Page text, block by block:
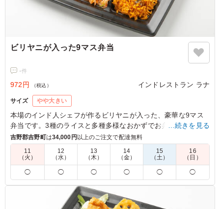
ビリヤニが入った9マス弁当
-件
972円 （税込） インドレストラン ラナ
サイズ やや大きい
本場のインド人シェフが作るビリヤニが入った、豪華な9マス
弁当です。3種のライスと多種多様なおかずでお弁当を彩りま
した。
インドレストランラナ流の幕の内弁当となっています。
※プラスオプション(有料)でカップカレーが追加可能です。下
記のプルダウンよりお選びください。
…続きを見る
吉野郡吉野町は34,000円以上のご注文で配達無料
11
（火）
12
（水）
13
（木）
14
（金）
15
（土）
16
（日）
◯ ◯ ◯ ◯ ◯ ◯